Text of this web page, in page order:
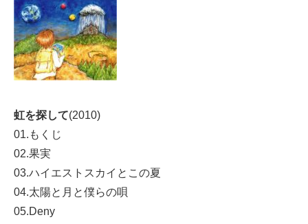
虹を探して(2010)
01.もくじ
02.果実
03.ハイエストスカイとこの夏
04.太陽と月と僕らの唄
05.Deny